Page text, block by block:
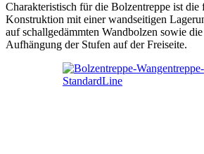
Charakteristisch für die Bolzentreppe ist die
Konstruktion mit einer wandseitigen
auf schallgedämmten Wandbolzen sowie
Aufhängung der Stufen auf der Freiseite.